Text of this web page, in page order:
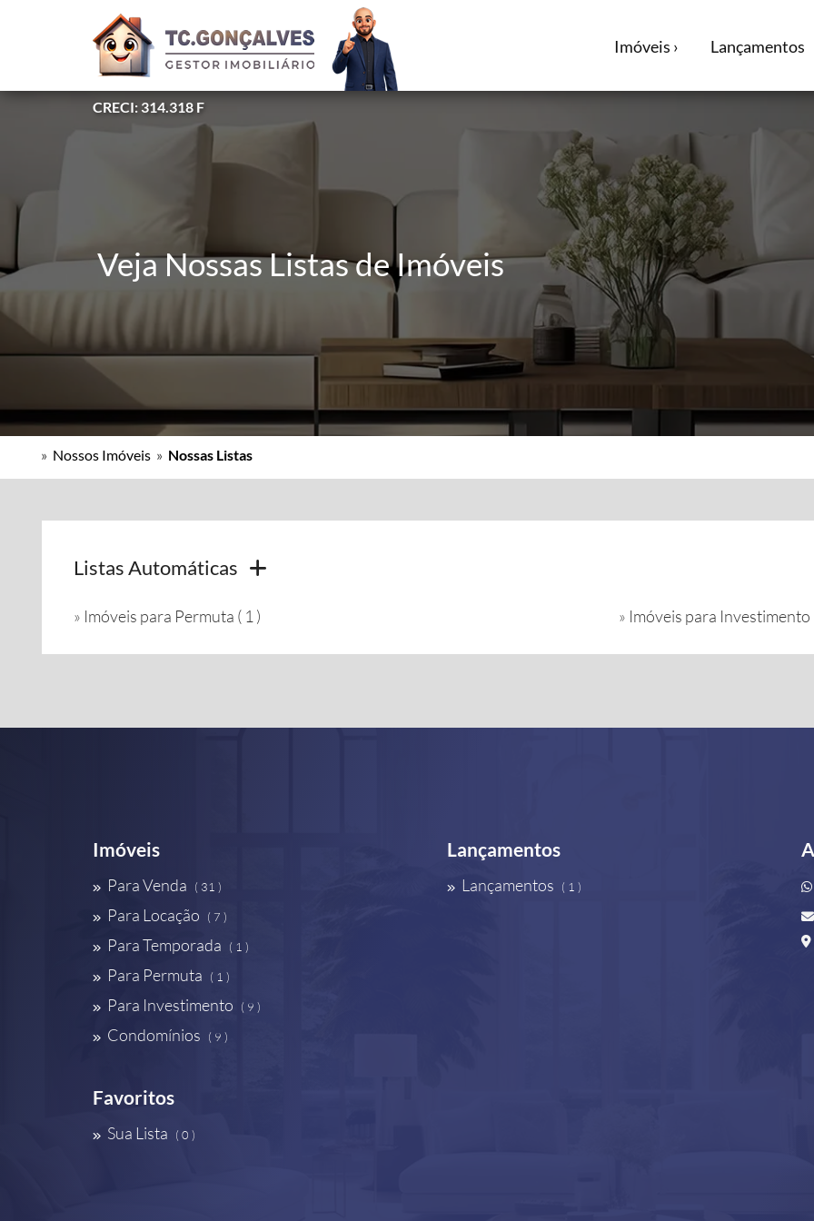
CRECI: 314.318 F
Imóveis › Lançamentos
Veja Nossas Listas de Imóveis
» Nossos Imóveis » Nossas Listas
Listas Automáticas
» Imóveis para Permuta ( 1 ) » Imóveis para Investimento
Imóveis
Para Venda ( 31 )
Para Locação ( 7 )
Para Temporada ( 1 )
Para Permuta ( 1 )
Para Investimento ( 9 )
Condomínios ( 9 )
Favoritos
Sua Lista ( 0 )
Lançamentos
Lançamentos ( 1 )